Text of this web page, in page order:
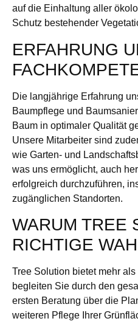
auf die Einhaltung aller
Schutz bestehender
ERFAHRUNG
Die langjährige Erfahrung
Baumpflege und
Baum in optimaler Qualität
Unsere Mitarbeiter sind
wie Garten- und
was uns ermöglicht, auch
erfolgreich durchzuführen,
zugänglichen Standorten.
WARUM TREE
RICHTIGE
Tree Solution bietet mehr
begleiten Sie durch den
ersten Beratung über die
weiteren Pflege Ihrer